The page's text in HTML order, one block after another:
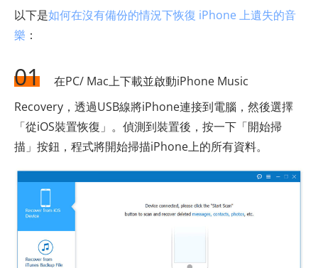
以下是如何在沒有備份的情況下恢復 iPhone 上遺失的音
樂 ：
01
在PC/ Mac上下載並啟動iPhone Music
Recovery，透過USB線將iPhone連接到電腦，然後選擇
「從iOS裝置恢復」。偵測到裝置後，按一下「開始掃
描」按鈕，程式將開始掃描iPhone上的所有資料。